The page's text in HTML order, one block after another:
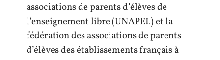
associations de parents d’élèves de
l’enseignement libre (UNAPEL) et la
fédération des associations de parents
d’élèves des établissements français à